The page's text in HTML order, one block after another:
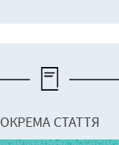
ОКРЕМА СТАТТЯ